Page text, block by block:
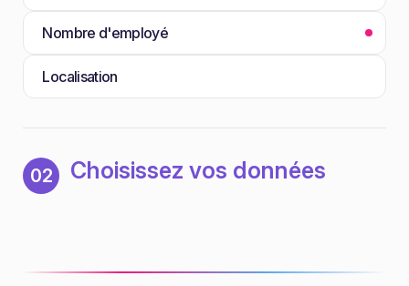
Nombre d'employé
Localisation
02 Choisissez vos données